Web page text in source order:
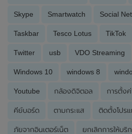
Skype Smartwatch Social
Taskbar Tesco Lotus TikTok
Twitter usb VDO Streaming
Windows 10 windows 8
Youtube กล้องดิจิตอล การตั้งค่
คีย์บอร์ด ตามกระแส ติดตั้งโปร
ภัยจากอินเตอร์เน็ต ยกเลิกการให้บริ